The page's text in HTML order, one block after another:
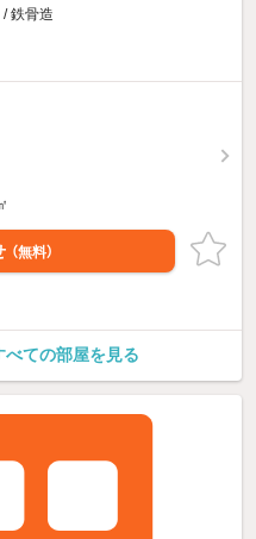
鉄骨造
（無料）
ての部屋を見る